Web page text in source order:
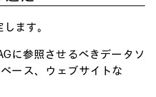
ます。
に参照させるべきデータソ
ース、ウェブサイトな